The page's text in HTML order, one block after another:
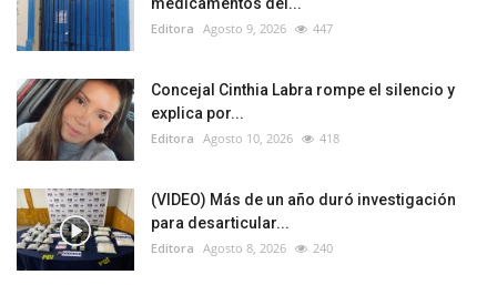
Editora Agosto 9, 2026 447
Concejal Cinthia Labra rompe el silencio y
explica por...
Editora Agosto 10, 2026 418
(VIDEO) Más de un año duró investigación
para desarticular...
Editora Agosto 8, 2026 240